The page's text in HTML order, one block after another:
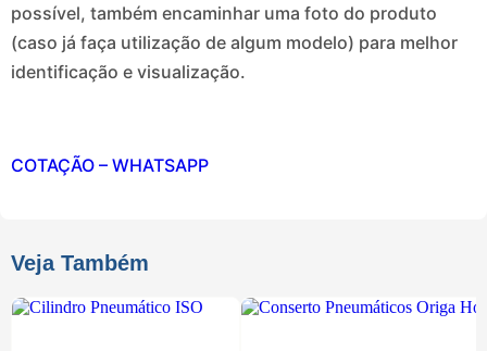
possível, também encaminhar uma foto do produto
(caso já faça utilização de algum modelo) para melhor
identificação e visualização.
COTAÇÃO – WHATSAPP
Veja Também